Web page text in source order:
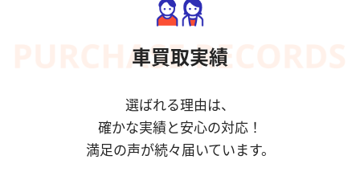
車買取実績
選ばれる理由は、
確かな実績と安心の対応！
満足の声が続々届いています。